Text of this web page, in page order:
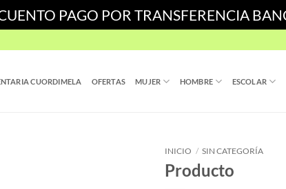
PAGO POR TRANSFERENCIA
CUORDIMELA OFERTAS MUJER HOMBRE ESCOLAR
INICIO / SIN CATEGORÍA
Producto